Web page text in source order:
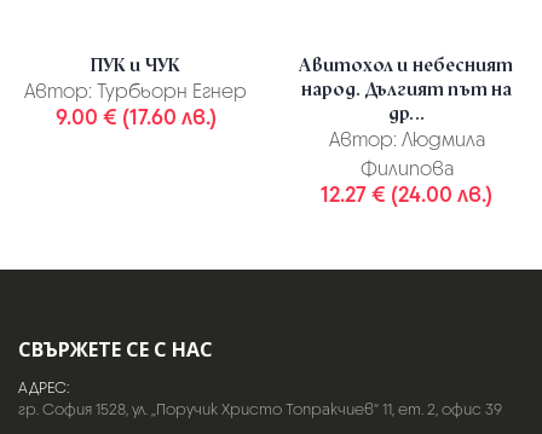
ПУК и ЧУК
Автор: Турбьорн Егнер
9.00 € (17.60 лв.)
Авитохол и небесният
народ. Дългият път на
др...
Автор: Людмила
Филипова
12.27 € (24.00 лв.)
СВЪРЖЕТЕ СЕ С НАС
АДРЕС:
гр. София 1528, ул. „Поручик Христо Топракчиев“ 11, ет. 2, офис 39